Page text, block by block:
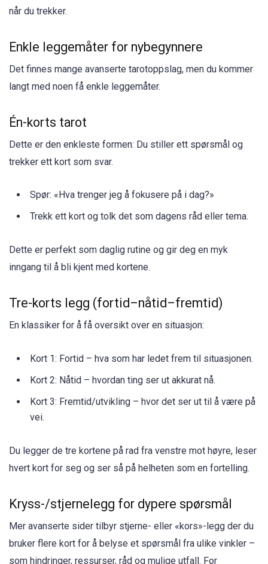
når du trekker.
Enkle leggemåter for nybegynnere
Det finnes mange avanserte tarotoppslag, men du kommer
langt med noen få enkle leggemåter.
Én-korts tarot
Dette er den enkleste formen: Du stiller ett spørsmål og
trekker ett kort som svar.
Spør: «Hva trenger jeg å fokusere på i dag?»
Trekk ett kort og tolk det som dagens råd eller tema.
Dette er perfekt som daglig rutine og gir deg en myk
inngang til å bli kjent med kortene.
Tre-korts legg (fortid–nåtid–fremtid)
En klassiker for å få oversikt over en situasjon:
Kort 1: Fortid – hva som har ledet frem til situasjonen.
Kort 2: Nåtid – hvordan ting ser ut akkurat nå.
Kort 3: Fremtid/utvikling – hvor det ser ut til å være på
vei.
Du legger de tre kortene på rad fra venstre mot høyre, leser
hvert kort for seg og ser så på helheten som en fortelling.
Kryss-/stjernelegg for dypere spørsmål
Mer avanserte sider tilbyr stjerne- eller «kors»-legg der du
bruker flere kort for å belyse et spørsmål fra ulike vinkler –
som hindringer, ressurser, råd og mulige utfall. For